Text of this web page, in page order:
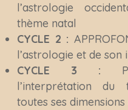
l’astrologie
thème natal
CYCLE 2 :
l’astrologie et de
CYCLE 3 :
l’interprétation du
toutes ses